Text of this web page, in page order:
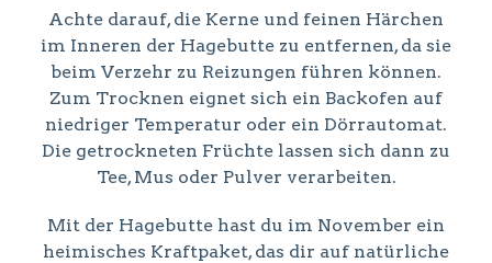
Achte darauf, die Kerne und feinen Härchen
im Inneren der Hagebutte zu entfernen, da sie
beim Verzehr zu Reizungen führen können.
Zum Trocknen eignet sich ein Backofen auf
niedriger Temperatur oder ein Dörrautomat.
Die getrockneten Früchte lassen sich dann zu
Tee, Mus oder Pulver verarbeiten.
Mit der Hagebutte hast du im November ein
heimisches Kraftpaket, das dir auf natürliche